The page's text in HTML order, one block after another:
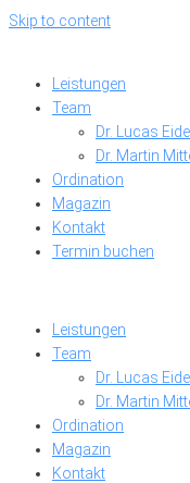
Skip to content
Leistungen
Team
Dr. Lucas
Dr. Martin
Ordination
Magazin
Kontakt
Termin buchen
Leistungen
Team
Dr. Lucas
Dr. Martin
Ordination
Magazin
Kontakt